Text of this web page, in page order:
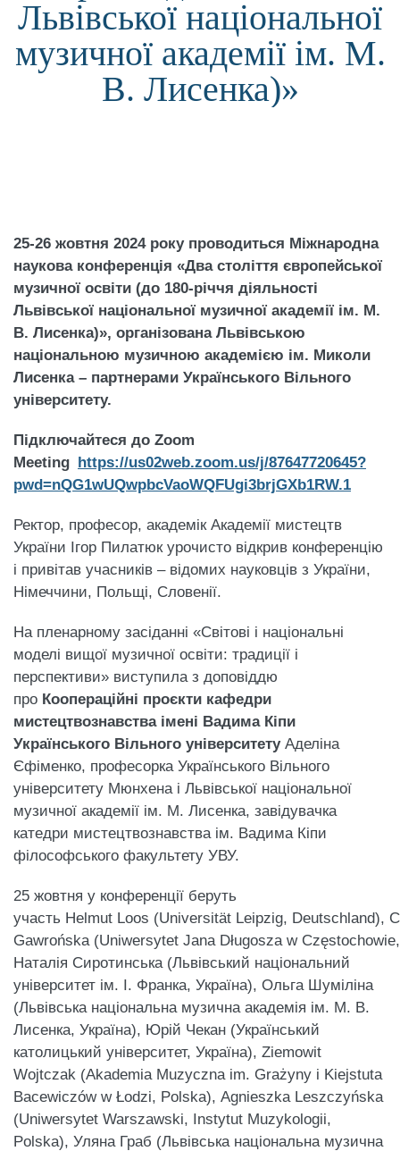
Львівської національної
музичної академії ім. М.
В. Лисенка)»
25-26 жовтня 2024 року проводиться Міжнародна
наукова конференція «Два століття європейської
музичної освіти (до 180-річчя діяльності
Львівської національної музичної академії ім. М.
В. Лисенка)», організована Львівською
національною музичною академією ім. Миколи
Лисенка – партнерами Українського Вільного
університету.
Підключайтеся до Zoom
Meeting https://us02web.zoom.us/j/87647720645?
pwd=nQG1wUQwpbcVaoWQFUgi3brjGXb1RW.1
Ректор, професор, академік Академії мистецтв
України Ігор Пилатюк урочисто відкрив конференцію
і привітав учасників – відомих науковців з України,
Німеччини, Польщі, Словенії.
На пленарному засіданні «Світові і національні
моделі вищої музичної освіти: традиції і
перспективи» виступила з доповіддю
про Коопераційні проєкти кафедри
мистецтвознавства імені Вадима Кіпи
Українського Вільного університетуАделіна
Єфіменко, професорка Українського Вільного
університету Мюнхена і Львівської національної
музичної академії ім. М. Лисенка, завідувачка
катедри мистецтвознавства ім. Вадима Кіпи
філософського факультету УВУ.
25 жовтня у конференції беруть
участь Helmut Loos (Universität Leipzig, Deutschland),
Gawrońska (Uniwersytet Jana Długosza w
Наталія Сиротинська (Львівський національний
університет ім. І. Франка, Україна), Ольга Шуміліна
(Львівська національна музична академія ім. М. В.
Лисенка, Україна), Юрій Чекан (Український
католицький університет, Україна), Ziemowit
Wojtczak (Akademia Muzyczna im. Grażyny i Kiejstuta
Bacewiczów w Łodzi, Polska), Agnieszka Leszczyńska
(Uniwersytet Warszawski, Instytut Muzykologii,
Polska), Уляна Граб (Львівська національна музична